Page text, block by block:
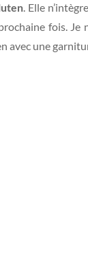
. Elle
fois. Je
avec une